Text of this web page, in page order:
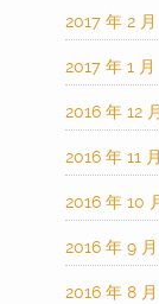
2017 年 2 月
2017 年 1 月
2016 年 12 月
2016 年 11 月
2016 年 10
2016 年 9 月
2016 年 8 月